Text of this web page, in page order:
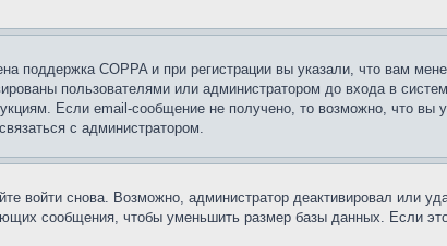
поддержка COPPA и при регистрации вы указали, что вам
пользователями или администратором до входа в
Если email-сообщение не получено, то возможно, что вы
с администратором.
войти снова. Возможно, администратор деактивировал или
сообщения, чтобы уменьшить размер базы данных. Если